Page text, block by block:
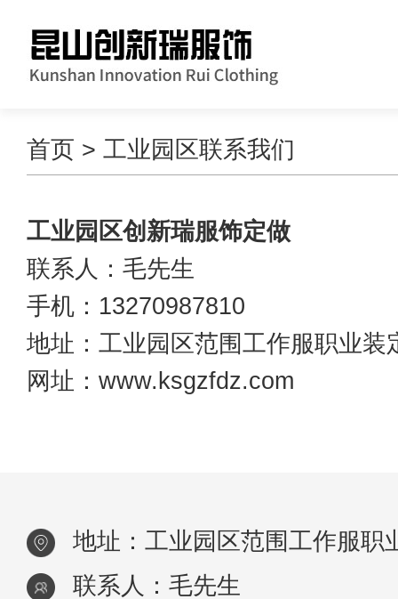
首页 > 工业园区联系我们
工业园区创新瑞服饰定做
联系人：毛先生
手机：13270987810
地址：工业园区范围工作服职业装
网址：www.ksgzfdz.com
地址：工业园区范围工作服职
联系人：毛先生